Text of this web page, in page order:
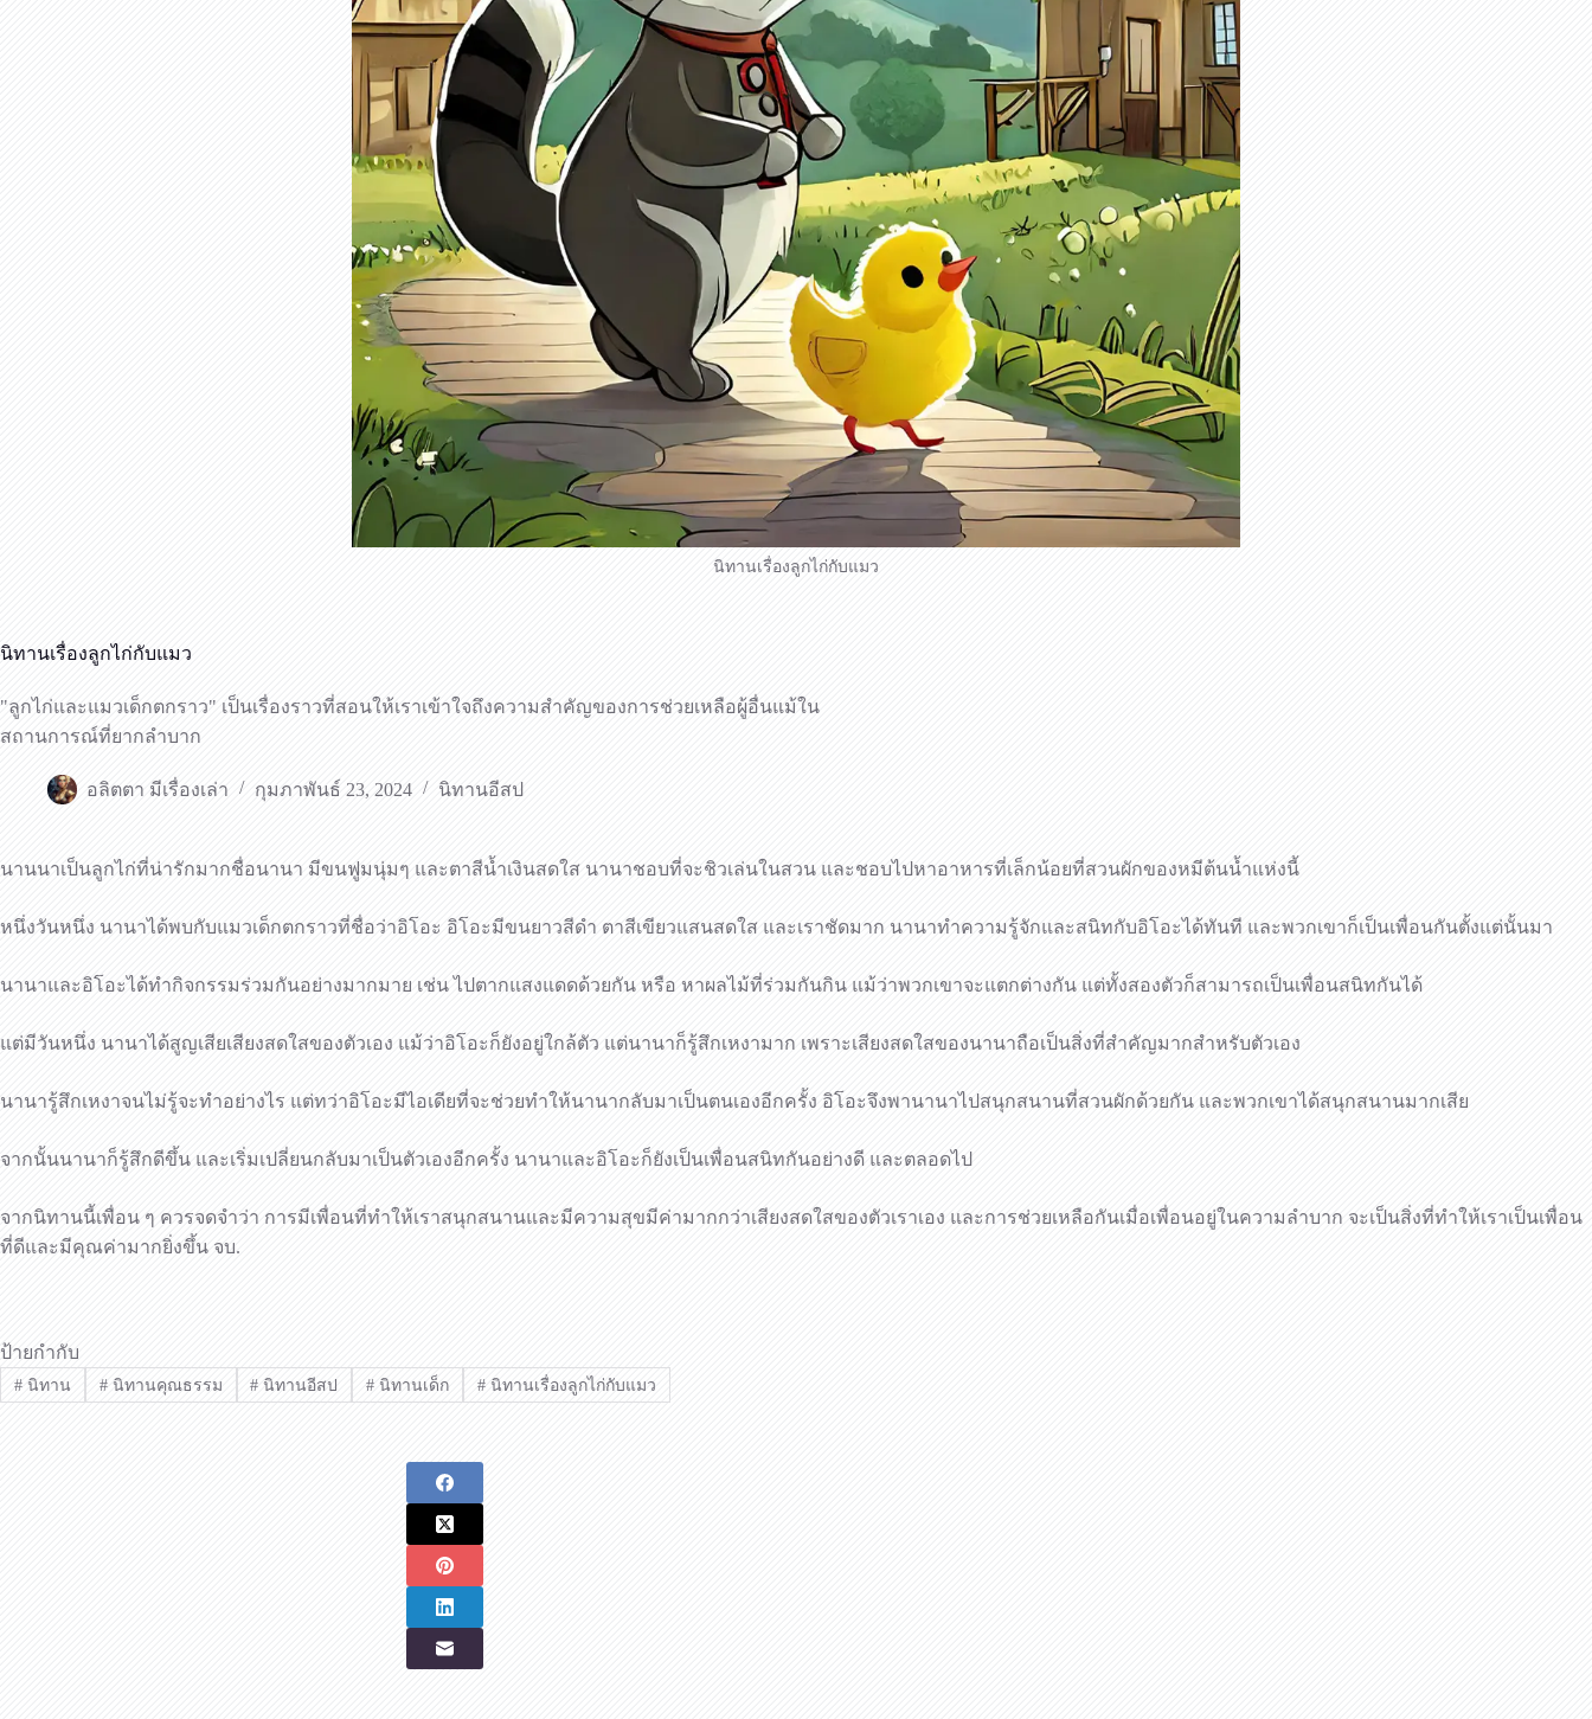
นิทานเรื่องลูกไก่กับแมว
นิทานเรื่องลูกไก่กับแมว
"ลูกไก่และแมวเด็กตกราว" เป็นเรื่องราวที่สอนให้เราเข้าใจถึงความสำคัญของการช่วยเหลือผู้อื่นแม้ใน
สถานการณ์ที่ยากลำบาก
อลิตตา มีเรื่องเล่า กุมภาพันธ์ 23, 2024 นิทานอีสป
นานนาเป็นลูกไก่ที่น่ารักมากชื่อนานา มีขนฟูมนุ่มๆ และตาสีน้ำเงินสดใส นานาชอบที่จะชิวเล่นในสวน และชอบไปหาอาหารที่เล็กน้อยที่สวนผักของหมีต้นน้ำแห่งนี้
หนึ่งวันหนึ่ง นานาได้พบกับแมวเด็กตกราวที่ชื่อว่าอิโอะ อิโอะมีขนยาวสีดำ ตาสีเขียวแสนสดใส และเราชัดมาก นานาทำความรู้จักและสนิทกับอิโอะได้ทันที และพวกเขาก็เป็นเพื่อนกันตั้งแต่นั้นมา
นานาและอิโอะได้ทำกิจกรรมร่วมกันอย่างมากมาย เช่น ไปตากแสงแดดด้วยกัน หรือ หาผลไม้ที่ร่วมกันกิน แม้ว่าพวกเขาจะแตกต่างกัน แต่ทั้งสองตัวก็สามารถเป็นเพื่อนสนิทกันได้
แต่มีวันหนึ่ง นานาได้สูญเสียเสียงสดใสของตัวเอง แม้ว่าอิโอะก็ยังอยู่ใกล้ตัว แต่นานาก็รู้สึกเหงามาก เพราะเสียงสดใสของนานาถือเป็นสิ่งที่สำคัญมากสำหรับตัวเอง
นานารู้สึกเหงาจนไม่รู้จะทำอย่างไร แต่ทว่าอิโอะมีไอเดียที่จะช่วยทำให้นานากลับมาเป็นตนเองอีกครั้ง อิโอะจึงพานานาไปสนุกสนานที่สวนผักด้วยกัน และพวกเขาได้สนุกสนานมากเสีย
จากนั้นนานาก็รู้สึกดีขึ้น และเริ่มเปลี่ยนกลับมาเป็นตัวเองอีกครั้ง นานาและอิโอะก็ยังเป็นเพื่อนสนิทกันอย่างดี และตลอดไป
จากนิทานนี้เพื่อน ๆ ควรจดจำว่า การมีเพื่อนที่ทำให้เราสนุกสนานและมีความสุขมีค่ามากกว่าเสียงสดใสของตัวเราเอง และการช่วยเหลือกันเมื่อเพื่อนอยู่ในความลำบาก จะเป็นสิ่งที่ทำให้เราเป็นเพื่อน
ที่ดีและมีคุณค่ามากยิ่งขึ้น จบ.
ป้ายกำกับ
#นิทาน #นิทานคุณธรรม # นิทานอีสป # นิทานเด็ก # นิทานเรื่องลูกไก่กับแมว